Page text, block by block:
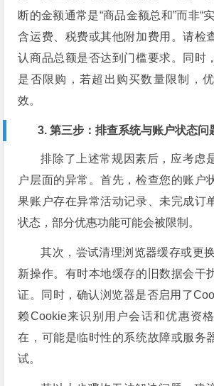
断的金额通常是“商品金额总和”而非“
含运费、税费或其他附加费用。请检
认商品总额是否达到门槛要求。同时
是否限购，若超出购买数量限制，
效。
3. 第三步：排查系统与账户状态问
排除了上述常规因素后，应考虑
户层面的异常。首先，检查您的账户
果账户存在异常活动记录、未完成订
状态，部分优惠功能可能会被限制。
其次，尝试清理浏览器缓存或更
新操作。有时本地缓存的旧数据会干
证。同时，确认浏览器是否启用了
赖Cookie来识别用户会话和优惠资
在，可能是临时性的系统故障或服务
试。